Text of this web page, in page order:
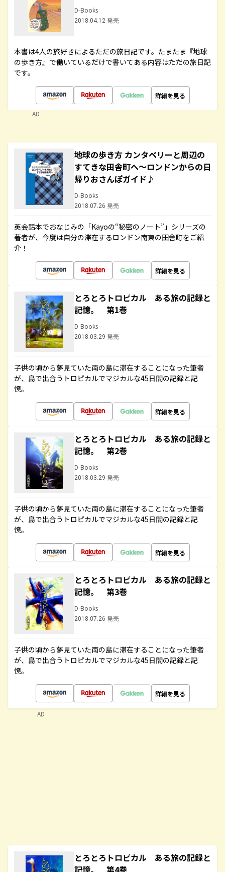
D-Books
2018.04.12 発売
本書は4人の旅好きによるただの旅日記です。たまたま『地球
の歩き方』で働いているだけで書いてある内容はただの旅日記
です。
詳細を見る
AD
地球の歩き方 カンタベリーと周辺の
すてきな田舎町へ～ロンドンからの日
帰りおさんぽガイド♪
D-Books
2018.07.26 発売
英会話本でおなじみの「Kayoの“秘密のノート”」シリーズの
著者が、今度は自分の滞在するロンドン南東の田舎町をご紹
介！
詳細を見る
とろとろトロピカル ある旅の記録と
記憶。 第1巻
D-Books
2018.03.29 発売
子供の頃から夢見ていた南の島に滞在することになった筆者
が、島で出合うトロピカルでマジカルな45日間の記録と記
憶。
詳細を見る
とろとろトロピカル ある旅の記録と
記憶。 第2巻
D-Books
2018.03.29 発売
子供の頃から夢見ていた南の島に滞在することになった筆者
が、島で出合うトロピカルでマジカルな45日間の記録と記
憶。
詳細を見る
とろとろトロピカル ある旅の記録と
記憶。 第3巻
D-Books
2018.07.26 発売
子供の頃から夢見ていた南の島に滞在することになった筆者
が、島で出合うトロピカルでマジカルな45日間の記録と記
憶。
詳細を見る
とろとろトロピカル ある旅の記録と
記憶。 第4巻
AD